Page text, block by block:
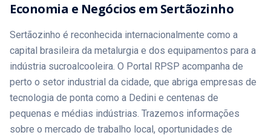
Economia e Negócios em Sertãozinho
Sertãozinho é reconhecida internacionalmente como a
capital brasileira da metalurgia e dos equipamentos para a
indústria sucroalcooleira. O Portal RPSP acompanha de
perto o setor industrial da cidade, que abriga empresas de
tecnologia de ponta como a Dedini e centenas de
pequenas e médias indústrias. Trazemos informações
sobre o mercado de trabalho local, oportunidades de